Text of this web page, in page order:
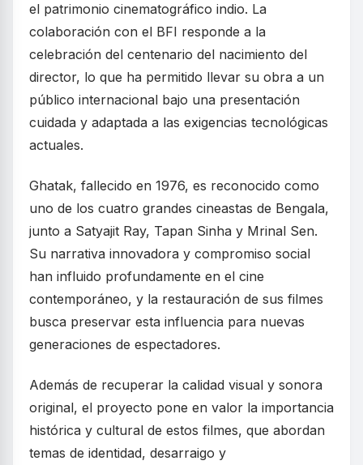
el patrimonio cinematográfico indio. La
colaboración con el BFI responde a la
celebración del centenario del nacimiento del
director, lo que ha permitido llevar su obra a un
público internacional bajo una presentación
cuidada y adaptada a las exigencias tecnológicas
actuales.
Ghatak, fallecido en 1976, es reconocido como
uno de los cuatro grandes cineastas de Bengala,
junto a Satyajit Ray, Tapan Sinha y Mrinal Sen.
Su narrativa innovadora y compromiso social
han influido profundamente en el cine
contemporáneo, y la restauración de sus filmes
busca preservar esta influencia para nuevas
generaciones de espectadores.
Además de recuperar la calidad visual y sonora
original, el proyecto pone en valor la importancia
histórica y cultural de estos filmes, que abordan
temas de identidad, desarraigo y